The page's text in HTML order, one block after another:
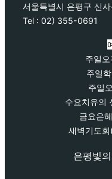
서울특별시 은평구 신
Tel : 02) 355-0691
주일
주일
주일
수요치유의
금요은
새벽기도
은평빛